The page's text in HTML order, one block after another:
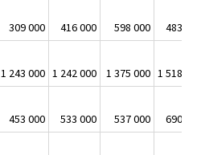
309 000 416 000 598 000
483 000
1 243 000 1 242 000 1 375 000 1 518 000
453 000 533 000 537 000
690 000